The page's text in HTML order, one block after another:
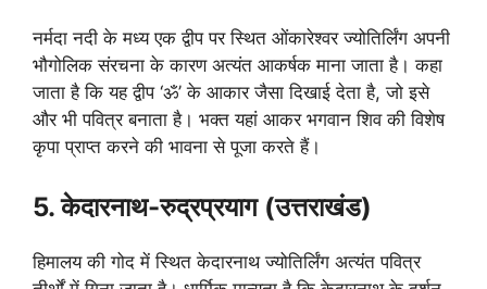
नर्मदा नदी के मध्य एक द्वीप पर स्थित ओंकारेश्वर ज्योतिर्लिंग अपनी
भौगोलिक संरचना के कारण अत्यंत आकर्षक माना जाता है। कहा
जाता है कि यह द्वीप ‘ॐ’ के आकार जैसा दिखाई देता है, जो इसे
और भी पवित्र बनाता है। भक्त यहां आकर भगवान शिव की विशेष
कृपा प्राप्त करने की भावना से पूजा करते हैं।
5. केदारनाथ-रुद्रप्रयाग (उत्तराखंड)
हिमालय की गोद में स्थित केदारनाथ ज्योतिर्लिंग अत्यंत पवित्र